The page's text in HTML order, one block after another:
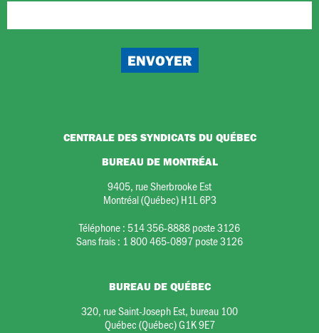
CENTRALE DES SYNDICATS DU QUÉBEC
BUREAU DE MONTRÉAL
9405, rue Sherbrooke Est
Montréal (Québec) H1L 6P3
Téléphone : 514 356-8888 poste 3126
Sans frais : 1 800 465-0897 poste 3126
BUREAU DE QUÉBEC
320, rue Saint-Joseph Est, bureau 100
Québec (Québec) G1K 9E7